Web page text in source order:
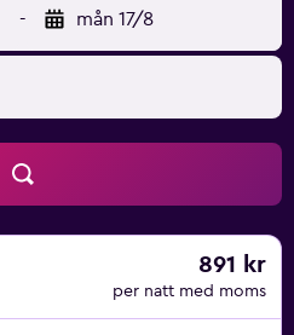
- mån 17/8
891 kr
per natt med moms